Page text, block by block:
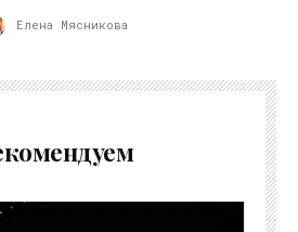
Елена Мясникова